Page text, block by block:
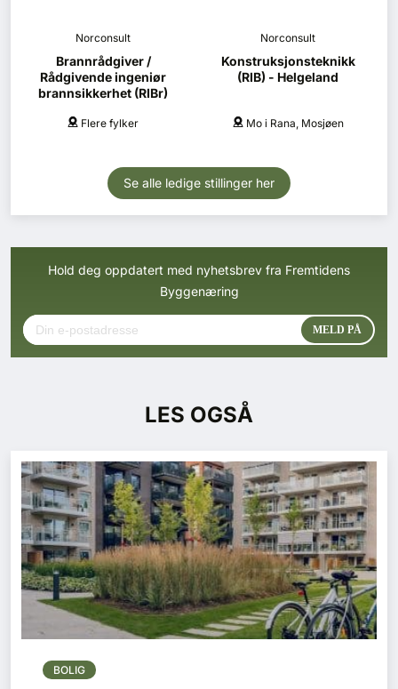
Norconsult
Brannrådgiver /
Rådgivende ingeniør
brannsikkerhet (RIBr)
Flere fylker
Norconsult
Konstruksjonsteknikk
(RIB) - Helgeland
Mo i Rana, Mosjøen
Se alle ledige stillinger her
Hold deg oppdatert med nyhetsbrev fra Fremtidens
Byggenæring
LES OGSÅ
BOLIG